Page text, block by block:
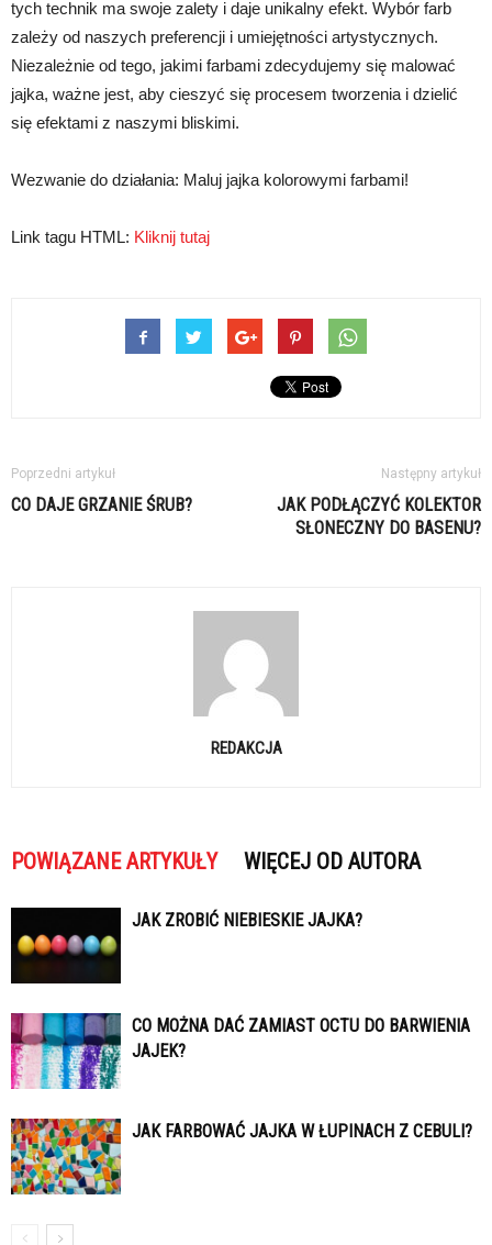
tych technik ma swoje zalety i daje unikalny efekt. Wybór farb
zależy od naszych preferencji i umiejętności artystycznych.
Niezależnie od tego, jakimi farbami zdecydujemy się malować
jajka, ważne jest, aby cieszyć się procesem tworzenia i dzielić
się efektami z naszymi bliskimi.
Wezwanie do działania: Maluj jajka kolorowymi farbami!
Link tagu HTML: Kliknij tutaj
Poprzedni artykuł
CO DAJE GRZANIE ŚRUB?
Następny artykuł
JAK PODŁĄCZYĆ KOLEKTOR
SŁONECZNY DO BASENU?
REDAKCJA
POWIĄZANE ARTYKUŁY WIĘCEJ OD AUTORA
JAK ZROBIĆ NIEBIESKIE JAJKA?
CO MOŻNA DAĆ ZAMIAST OCTU DO BARWIENIA
JAJEK?
JAK FARBOWAĆ JAJKA W ŁUPINACH Z CEBULI?